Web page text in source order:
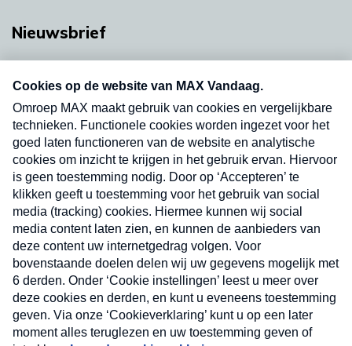
Nieuwsbrief
nieuwsbrief. Elke vrijdag- en dinsdagochtend in
uw mailbox.
Verzend
Nieuwsbrief
Neem hier een gratis abonnement op onze